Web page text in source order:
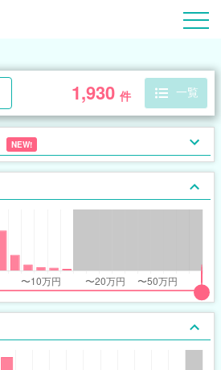
1,930 件 一覧
NEW!